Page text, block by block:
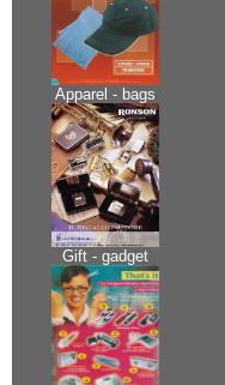
Apparel - bags
Gift - gadget